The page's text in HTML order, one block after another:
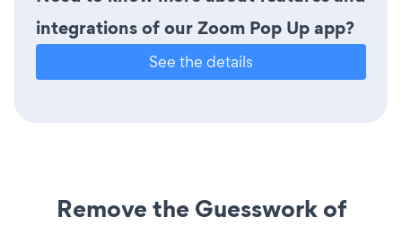
integrations of our Zoom Pop Up app?
See the details
Remove the Guesswork of